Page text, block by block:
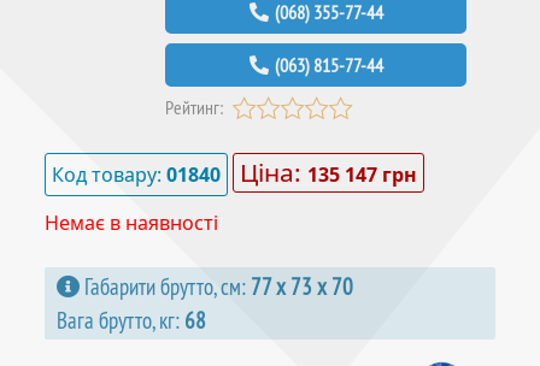
(068) 355-77-44
(063) 815-77-44
Рейтинг:
Код товару: 01840 Ціна: 135 147 грн
Немає в наявності
Габарити брутто, см: 77 х 73 х 70
Вага брутто, кг: 68